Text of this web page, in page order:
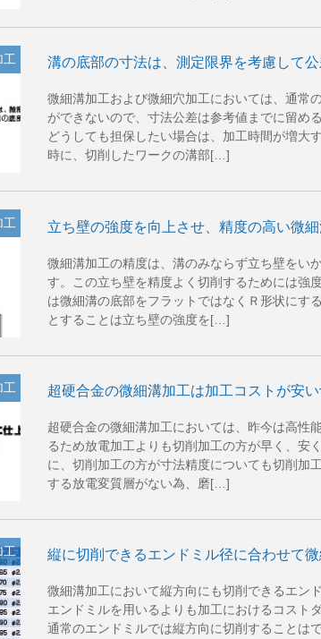
工 溝の底部の寸法は、測定限界を考慮して
微細溝加工および微細穴加工においては、通常
ができないので、寸法公差は参考値までに留め
どうしても担保したい場合は、加工時間が増大
時に、切削したワークの溝部[…]
工 立ち壁の強度を向上させ、精度の高い微
微細溝加工の精度は、溝のみならず立ち壁をい
す。この立ち壁を精度よく切削するためには強
は微細溝の底部をフラットではなくＲ形状にす
とすることは立ち壁の強度を[…]
工 超硬合金の微細溝加工は加工コストが安
超硬合金の微細溝加工においては、昨今は高性
るため放電加工よりも切削加工の方が早く、安
に、切削加工の方が寸法精度についても切削加
する放電変質層がない為、磨[…]
工 縦に切削できるエンドミル径に合わせて
微細溝加工において縦方向にも切削できるエン
エンドミルを用いるよりも加工におけるコスト
通常のエンドミルでは縦方向に切削することは